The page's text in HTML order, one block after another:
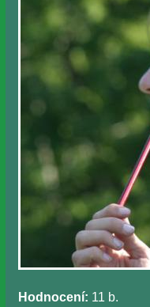
Hodnocení: 11 b.